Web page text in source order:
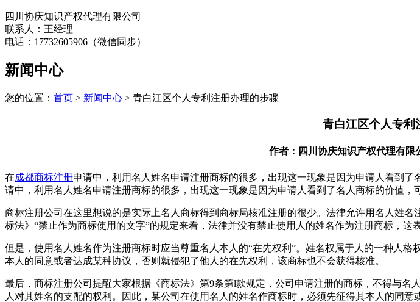
四川协庆知识产权代理有限公司
联系人：王经理
电话：17732605906（微信同步）
新闻中心
您的位置： 首页 > 新闻中心 > 青白江区个人专利注册办理的步骤
青白江区个人专利
作者：四川协庆知识产权代理有限
在成都商标注册申请中，利用名人姓名申请注册商标的很多，出现这一现象是因为申请人看到
请中，利用名人姓名申请注册商标的很多，出现这一现象是因为申请人看到了名人商标的价值，
商标注册公司在这里想说的是实际上名人商标得到商标局核准注册的很少。法律允许用名人姓
标法》“禁止作为商标使用的文字”的规定来看，法律并没有禁止使用人的姓名作为注册商标，这
但是，使用名人姓名作为注册商标时应当尊重名人本人的“在先权利”。姓名权属于人的一种人
本人的同意或者达成某种协议，否则就侵犯了他人的在先权利，该商标也不会获得核准。
最后，商标注册公司提醒大家根据《商标法》第9条第l款规定，公司申请注册的商标，不得与
人对其姓名的支配的权利。因此，某公司在使用名人的姓名作商标时，必须先征得其本人的同